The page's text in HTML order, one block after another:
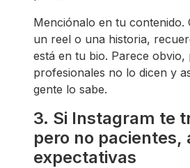
Menciónalo en tu contenido.
un reel o una historia,
está en tu bio. Parece obvio,
profesionales no lo dicen y
gente lo sabe.
3. Si Instagram te
pero no pacientes,
expectativas